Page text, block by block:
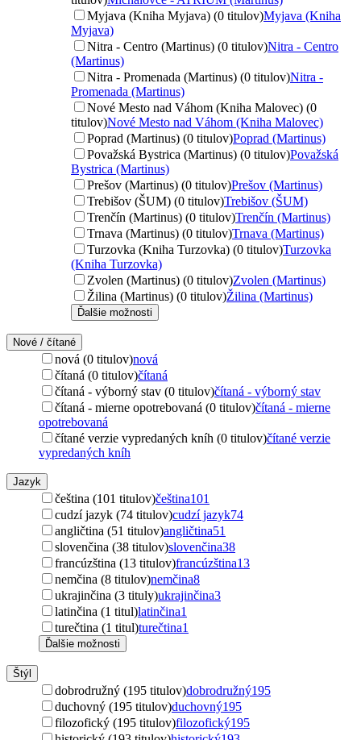
Myjava (Kniha Myjava) (0 titulov)Myjava (Kniha
Myjava)
Nitra - Centro (Martinus) (0 titulov)Nitra - Centro
(Martinus)
Nitra - Promenada (Martinus) (0 titulov)Nitra -
Promenada (Martinus)
Nové Mesto nad Váhom (Kniha Malovec) (0
titulov)Nové Mesto nad Váhom (Kniha Malovec)
Poprad (Martinus) (0 titulov)Poprad (Martinus)
Považská Bystrica (Martinus) (0 titulov)Považská
Bystrica (Martinus)
Prešov (Martinus) (0 titulov)Prešov (Martinus)
Trebišov (ŠUM) (0 titulov)Trebišov (ŠUM)
Trenčín (Martinus) (0 titulov)Trenčín (Martinus)
Trnava (Martinus) (0 titulov)Trnava (Martinus)
Turzovka (Kniha Turzovka) (0 titulov)Turzovka
(Kniha Turzovka)
Zvolen (Martinus) (0 titulov)Zvolen (Martinus)
Žilina (Martinus) (0 titulov)Žilina (Martinus)
Ďalšie možnosti
Nové / čítané
nová (0 titulov)nová
čítaná (0 titulov)čítaná
čítaná - výborný stav (0 titulov)čítaná - výborný stav
čítaná - mierne opotrebovaná (0 titulov)čítaná - mierne
opotrebovaná
čítané verzie vypredaných kníh (0 titulov)čítané verzie
vypredaných kníh
Jazyk
čeština (101 titulov)čeština101
cudzí jazyk (74 titulov)cudzí jazyk74
angličtina (51 titulov)angličtina51
slovenčina (38 titulov)slovenčina38
francúzština (13 titulov)francúzština13
nemčina (8 titulov)nemčina8
ukrajinčina (3 tituly)ukrajinčina3
latinčina (1 titul)latinčina1
turečtina (1 titul)turečtina1
Ďalšie možnosti
Štýl
dobrodružný (195 titulov)dobrodružný195
duchovný (195 titulov)duchovný195
filozofický (195 titulov)filozofický195